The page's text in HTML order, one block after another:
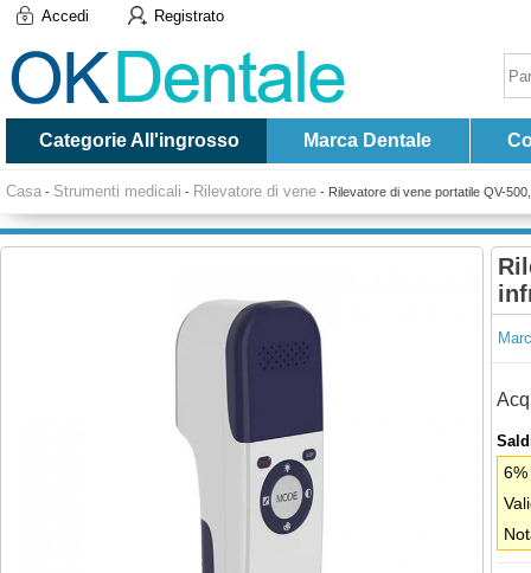
Accedi Registrato
Categorie All'ingrosso Marca Dentale
Casa - Strumenti medicali - Rilevatore di vene - Rilevatore di vene portatile QV-